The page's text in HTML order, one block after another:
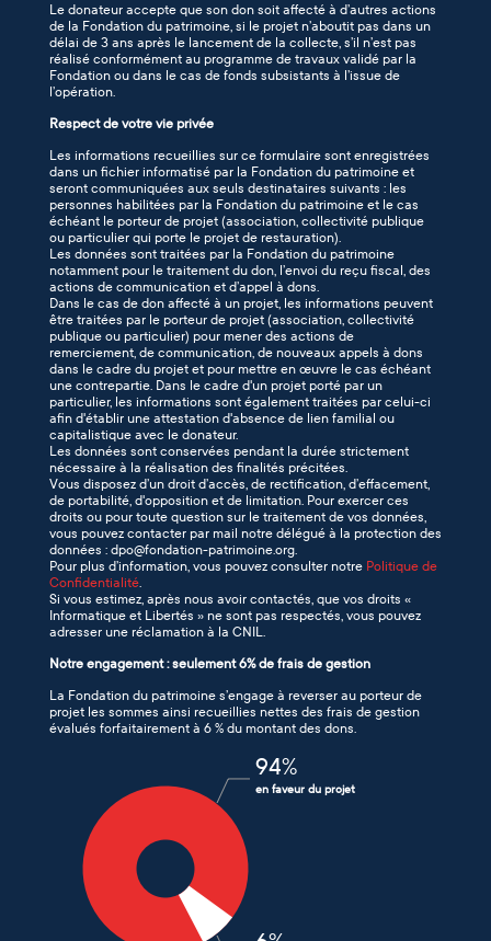
Le donateur accepte que son don soit affecté à d’autres actions
de la Fondation du patrimoine, si le projet n’aboutit pas dans un
délai de 3 ans après le lancement de la collecte, s’il n’est pas
réalisé conformément au programme de travaux validé par la
Fondation ou dans le cas de fonds subsistants à l’issue de
l’opération.
Respect de votre vie privée
Les informations recueillies sur ce formulaire sont enregistrées
dans un fichier informatisé par la Fondation du patrimoine et
seront communiquées aux seuls destinataires suivants : les
personnes habilitées par la Fondation du patrimoine et le cas
échéant le porteur de projet (association, collectivité publique
ou particulier qui porte le projet de restauration).
Les données sont traitées par la Fondation du patrimoine
notamment pour le traitement du don, l’envoi du reçu fiscal, des
actions de communication et d’appel à dons.
Dans le cas de don affecté à un projet, les informations peuvent
être traitées par le porteur de projet (association, collectivité
publique ou particulier) pour mener des actions de
remerciement, de communication, de nouveaux appels à dons
dans le cadre du projet et pour mettre en œuvre le cas échéant
une contrepartie. Dans le cadre d'un projet porté par un
particulier, les informations sont également traitées par celui-ci
afin d'établir une attestation d'absence de lien familial ou
capitalistique avec le donateur.
Les données sont conservées pendant la durée strictement
nécessaire à la réalisation des finalités précitées.
Vous disposez d’un droit d’accès, de rectification, d’effacement,
de portabilité, d'opposition et de limitation. Pour exercer ces
droits ou pour toute question sur le traitement de vos données,
vous pouvez contacter par mail notre délégué à la protection des
données : dpo@fondation-patrimoine.org.
Pour plus d’information, vous pouvez consulter notre Politique de
Confidentialité.
Si vous estimez, après nous avoir contactés, que vos droits «
Informatique et Libertés » ne sont pas respectés, vous pouvez
adresser une réclamation à la CNIL.
Notre engagement : seulement 6% de frais de gestion
La Fondation du patrimoine s’engage à reverser au porteur de
projet les sommes ainsi recueillies nettes des frais de gestion
évalués forfaitairement à 6 % du montant des dons.
94%
en faveur du projet